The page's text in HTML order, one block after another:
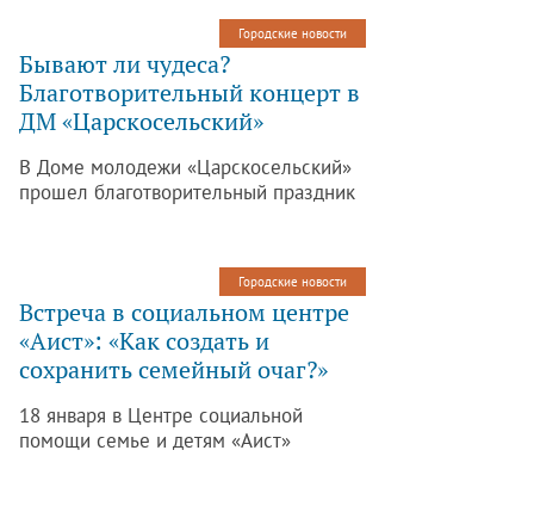
Городские новости
Бывают ли чудеса?
Благотворительный концерт в
ДМ «Царскосельский»
В Доме молодежи «Царскосельский»
прошел благотворительный праздник
семей. Организатор концерта Мария
Волошина, которая много лет
занимается благотворительностью.
Городские новости
Встреча в социальном центре
«Аист»: «Как создать и
сохранить семейный очаг?»
18 января в Центре социальной
помощи семье и детям «Аист»